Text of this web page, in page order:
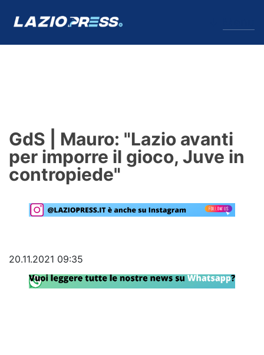
Formello
Infortuni
Primavera
Lazio Women
Rassegna Lazio
GdS | Mauro: "Lazio avanti
per imporre il gioco, Juve in
contropiede"
20.11.2021 09:35